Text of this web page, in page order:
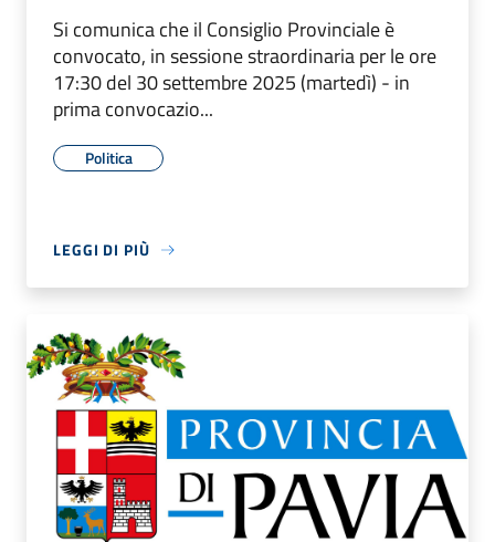
Si comunica che il Consiglio Provinciale è
convocato, in sessione straordinaria per le ore
17:30 del 30 settembre 2025 (martedì) - in
prima convocazio...
Politica
LEGGI DI PIÙ